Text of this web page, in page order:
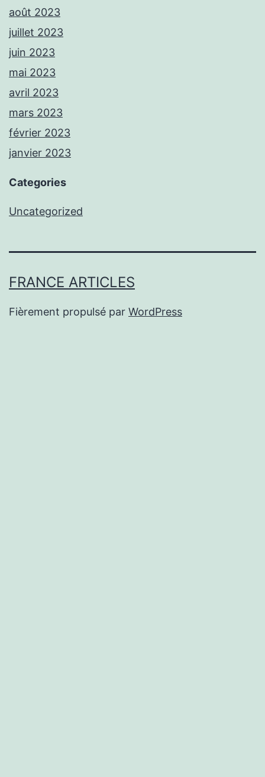
août 2023
juillet 2023
juin 2023
mai 2023
avril 2023
mars 2023
février 2023
janvier 2023
Categories
Uncategorized
FRANCE ARTICLES
Fièrement propulsé par WordPress